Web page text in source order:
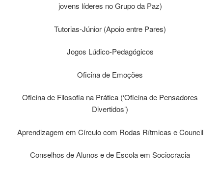
jovens líderes no Grupo da Paz)
Tutorias-Júnior (Apoio entre Pares)
Jogos Lúdico-Pedagógicos
Oficina de Emoções
Oficina de Filosofia na Prática (‘Oficina de Pensadores
Divertidos’)
Aprendizagem em Círculo com Rodas Rítmicas e Council
Conselhos de Alunos e de Escola em Sociocracia